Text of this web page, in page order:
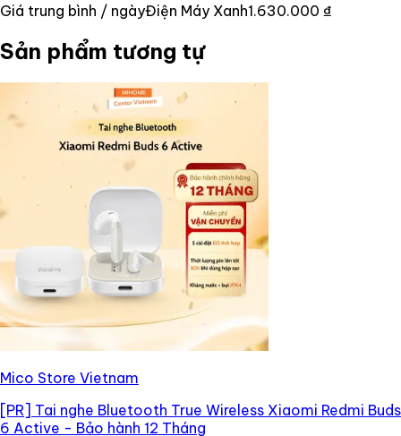
Giá trung bình / ngàyĐiện Máy Xanh1.630.000 ₫
Sản phẩm tương tự
Mico Store Vietnam
[PR] Tai nghe Bluetooth True Wireless Xiaomi Redmi Buds
6 Active - Bảo hành 12 Tháng